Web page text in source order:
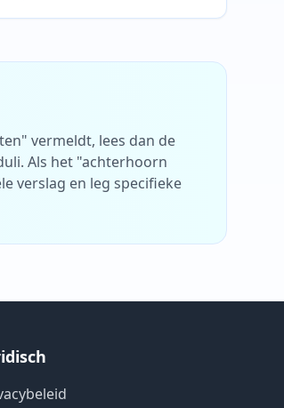
vermeldt, lees dan de
Als het "achterhoorn
verslag en leg specifieke